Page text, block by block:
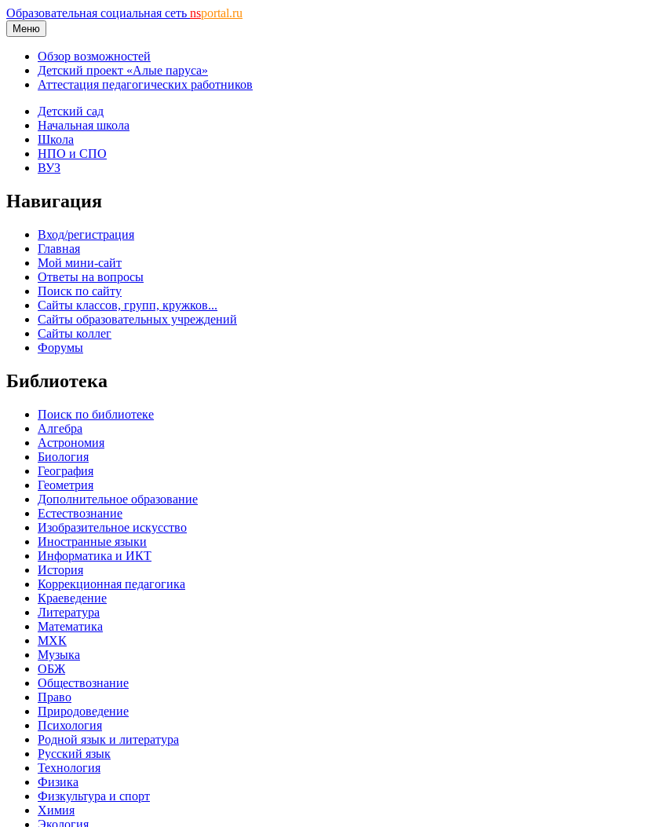
Образовательная социальная сеть nsportal.ru
Меню
Обзор возможностей
Детский проект «Алые паруса»
Аттестация педагогических работников
Детский сад
Начальная школа
Школа
НПО и СПО
ВУЗ
Навигация
Вход/регистрация
Главная
Мой мини-сайт
Ответы на вопросы
Поиск по сайту
Сайты классов, групп, кружков...
Сайты образовательных учреждений
Сайты коллег
Форумы
Библиотека
Поиск по библиотеке
Алгебра
Астрономия
Биология
География
Геометрия
Дополнительное образование
Естествознание
Изобразительное искусство
Иностранные языки
Информатика и ИКТ
История
Коррекционная педагогика
Краеведение
Литература
Математика
МХК
Музыка
ОБЖ
Обществознание
Право
Природоведение
Психология
Родной язык и литература
Русский язык
Технология
Физика
Физкультура и спорт
Химия
Экология